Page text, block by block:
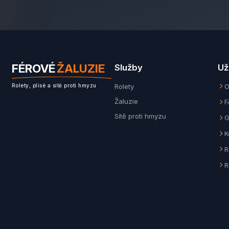
FÉROVÉŽALUZIE
Rolety, plisé a sítě proti hmyzu
Služby
Rolety
Žaluzie
Sítě proti hmyzu